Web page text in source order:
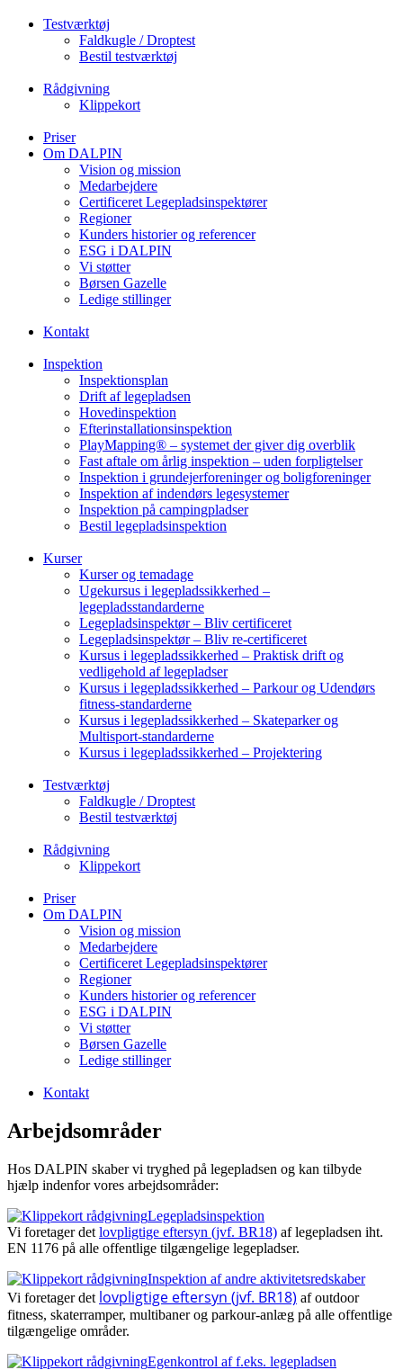
Testværktøj
Faldkugle / Droptest
Bestil testværktøj
Rådgivning
Klippekort
Priser
Om DALPIN
Vision og mission
Medarbejdere
Certificeret Legepladsinspektører
Regioner
Kunders historier og referencer
ESG i DALPIN
Vi støtter
Børsen Gazelle
Ledige stillinger
Kontakt
Inspektion
Inspektionsplan
Drift af legepladsen
Hovedinspektion
Efterinstallationsinspektion
PlayMapping® – systemet der giver dig overblik
Fast aftale om årlig inspektion – uden forpligtelser
Inspektion i grundejerforeninger og boligforeninger
Inspektion af indendørs legesystemer
Inspektion på campingpladser
Bestil legepladsinspektion
Kurser
Kurser og temadage
Ugekursus i legepladssikkerhed –
legepladsstandarderne
Legepladsinspektør – Bliv certificeret
Legepladsinspektør – Bliv re-certificeret
Kursus i legepladssikkerhed – Praktisk drift og
vedligehold af legepladser
Kursus i legepladssikkerhed – Parkour og Udendørs
fitness-standarderne
Kursus i legepladssikkerhed – Skateparker og
Multisport-standarderne
Kursus i legepladssikkerhed – Projektering
Testværktøj
Faldkugle / Droptest
Bestil testværktøj
Rådgivning
Klippekort
Priser
Om DALPIN
Vision og mission
Medarbejdere
Certificeret Legepladsinspektører
Regioner
Kunders historier og referencer
ESG i DALPIN
Vi støtter
Børsen Gazelle
Ledige stillinger
Kontakt
Arbejdsområder
Hos DALPIN skaber vi tryghed på legepladsen og kan tilbyde
hjælp indenfor vores arbejdsområder:
Legepladsinspektion
Vi foretager det lovpligtige eftersyn (jvf. BR18) af legepladsen iht.
EN 1176 på alle offentlige tilgængelige legepladser.
Inspektion af andre aktivitetsredskaber
Vi foretager det lovpligtige eftersyn (jvf. BR18) af outdoor
fitness, skaterramper, multibaner og parkour-anlæg på alle offentlige
tilgængelige områder.
Egenkontrol af f.eks. legepladsen